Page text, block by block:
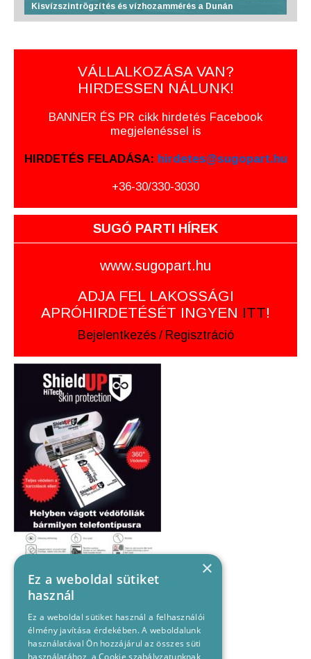
Kisvízszintrögzítés és vízhozammérés a Dunán
VÁLLALKOZÁSA VAN?
HIRDESSEN NÁLUNK!
BANNER ÉS PR cikk hirdetés Facebook
megjelenéssel is
HIRDETÉS FELADÁSA: hirdetes@sugopart.hu
+36-30/330-3030
SUGÓ PARTI HÍREK
www.sugopart.hu
ADJA FEL LAKOSSÁGI
APRÓHIRDETÉSÉT INGYEN ITT!
Bejelentkezés / Regisztráció
×
Ez a weboldal sütiket
használ
Ez a weboldal sütiket használ a felhasználói
élmény javítása érdekében. A weboldalunk
használatával Ön hozzájárul az összes süti
használatához, a Cookie szabályzatunknak